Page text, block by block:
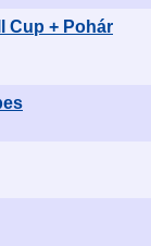
Cup + Pohár